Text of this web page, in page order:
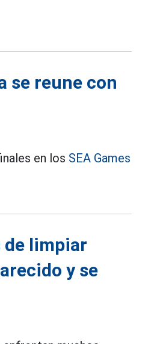
se reune con
en los SEA Games
de limpiar
y se